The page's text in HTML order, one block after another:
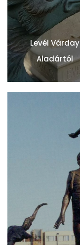
Levél Várday
Aladártól